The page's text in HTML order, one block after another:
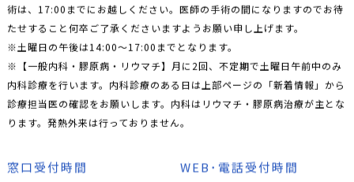
術は、17:00までにお越しください。医師の手術の間になりますのでお待
たせすること何卒ご了承くださいますようお願い申し上げます。
※土曜日の午後は14:00〜17:00までとなります。
※【一般内科・膠原病・リウマチ】月に2回、不定期で土曜日午前中のみ
内科診療を行います。内科診療のある日は上部ページの「新着情報」から
診療担当医の確認をお願いします。内科はリウマチ・膠原病治療が主とな
ります。発熱外来は行っておりません。
窓口受付時間 WEB･電話受付時間